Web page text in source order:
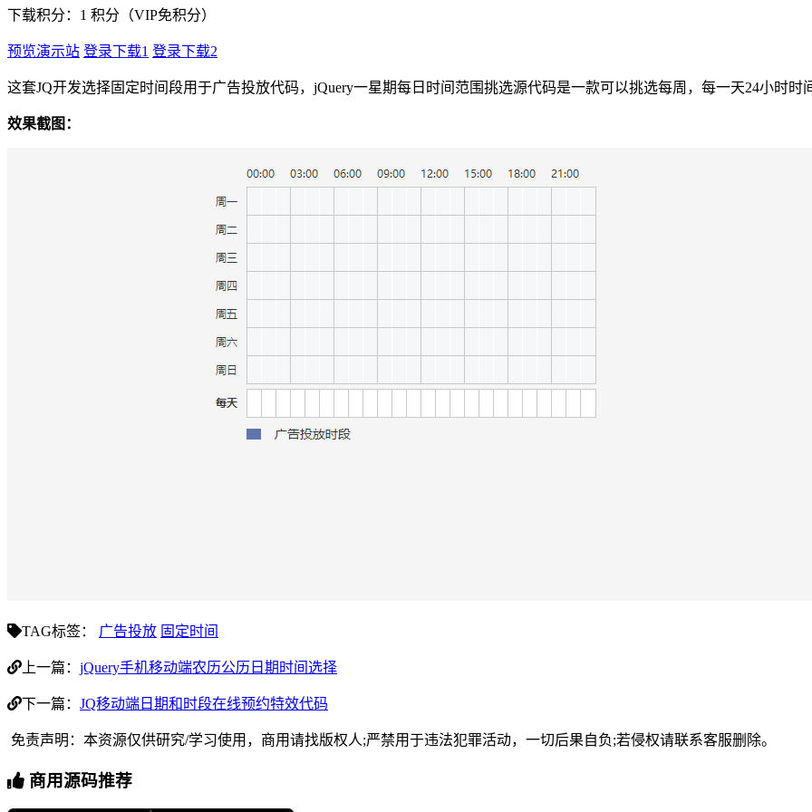
下载积分： 1 积分（VIP免积分）
预览演示站 登录下载1 登录下载2
这套JQ开发选择固定时间段用于广告投放代码，jQuery一星期每日时间范围挑选源代码是一款可以挑选每周，每一天24小时时
效果截图：
TAG标签： 广告投放 固定时间
上一篇： jQuery手机移动端农历公历日期时间选择
下一篇： JQ移动端日期和时段在线预约特效代码
免责声明：本资源仅供研究/学习使用，商用请找版权人;严禁用于违法犯罪活动，一切后果自负;若侵权请联系客服删除。
商用源码推荐